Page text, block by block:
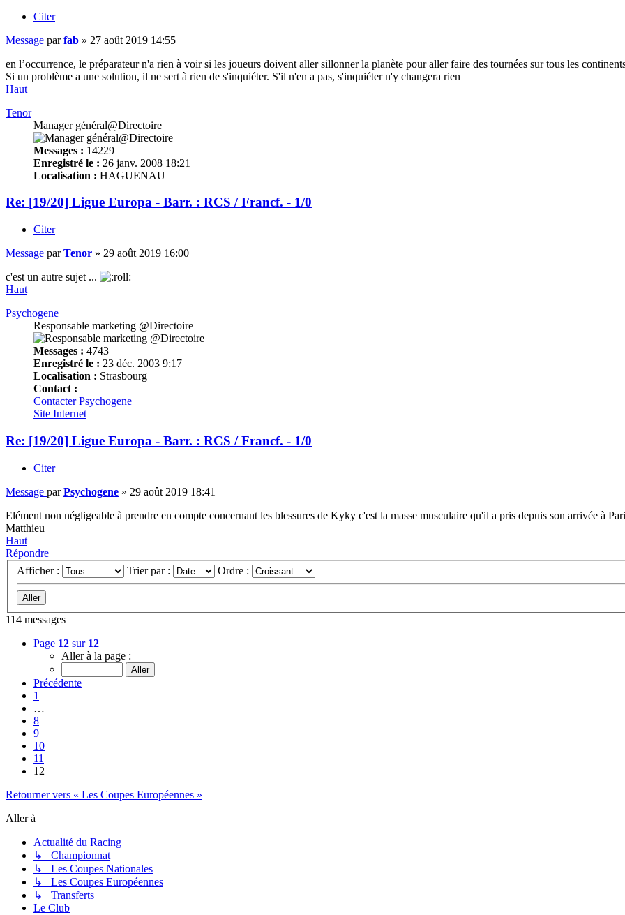
Citer
Message parfab » 27 août 2019 14:55
en l’occurrence, le préparateur n'a rien à voir si les joueurs doivent aller sillonner la planète pour aller faire des tournées sur tous les
Si un problème a une solution, il ne sert à rien de s'inquiéter. S'il n'en a pas, s'inquiéter n'y changera rien
Haut
Tenor
Manager général@Directoire
Messages : 14229
Enregistré le : 26 janv. 2008 18:21
Localisation : HAGUENAU
Re: [19/20] Ligue Europa - Barr. : RCS / Francf. - 1/0
Citer
Message parTenor » 29 août 2019 16:00
c'est un autre sujet ...
Haut
Psychogene
Responsable marketing @Directoire
Messages : 4743
Enregistré le : 23 déc. 2003 9:17
Localisation : Strasbourg
Contact :
Contacter Psychogene
Site Internet
Re: [19/20] Ligue Europa - Barr. : RCS / Francf. - 1/0
Citer
Message parPsychogene » 29 août 2019 18:41
Elément non négligeable à prendre en compte concernant les blessures de Kyky c'est la masse musculaire qu'il a pris depuis son arrivée à
Matthieu
Haut
Répondre
Afficher :
Trier par : Ordre :
114 messages
Page 12 sur 12
Aller à la page :
Précédente
1
…
8
9
10
11
12
Retourner vers « Les Coupes Européennes »
Aller à
Actualité du Racing
↳ Championnat
↳ Les Coupes Nationales
↳ Les Coupes Européennes
↳ Transferts
Le Club